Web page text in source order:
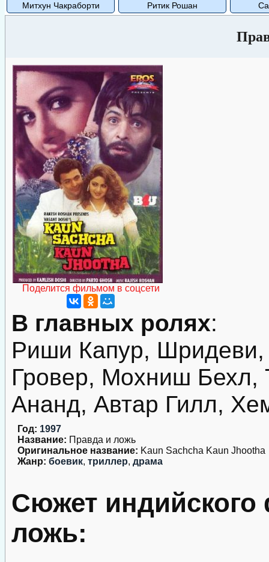
Митхун Чакраборти
Ритик Рошан
Поделится фильмом в соцсети
В главных ролях:
Риши Капур,
Гровер, Мохниш Бехл,
Ананд, Автар Гилл,
Год: 1997
Название: Правда и ложь
Оригинальное название: Kaun Sachcha Kaun Jhootha
Жанр: боевик, триллер, драма
Сюжет
ложь: